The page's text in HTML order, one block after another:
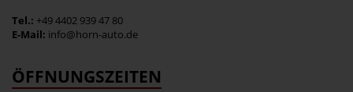
Tel.: +49 4402 939 47 80
E-Mail: info@horn-auto.de
ÖFFNUNGSZEITEN